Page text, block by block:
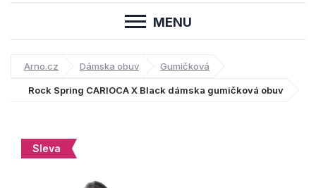
MENU
Arno.cz Dámska obuv Gumičková
Rock Spring CARIOCA X Black dámska gumičková obuv
Sleva